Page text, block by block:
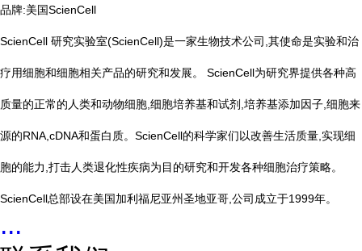
品牌:美国ScienCell
ScienCell 研究实验室(ScienCell)是一家生物技术公司,其使命是实验和治
疗用细胞和细胞相关产品的研究和发展。 ScienCell为研究界提供各种高
质量的正常的人类和动物细胞,细胞培养基和试剂,培养基添加因子,细胞来
源的RNA,cDNA和蛋白质。ScienCell的科学家们以改善生活质量,实现细
胞的能力,打击人类退化性疾病为目的研究和开发各种细胞治疗策略。
ScienCell总部设在美国加利福尼亚州圣地亚哥,公司成立于1999年。
...